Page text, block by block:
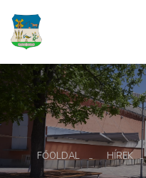
FŐOLDAL HÍREK